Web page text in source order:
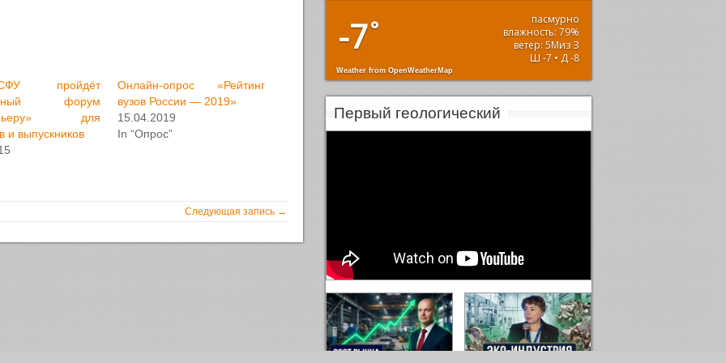
пройдёт
форум
для
и выпускников
Онлайн-опрос «Рейтинг
вузов России — 2019»
15.04.2019
In “Опрос”
Следующая запись →
-7°
пасмурно
влажность: 79%
ветер: 5Миз З
Ш -7 • Д -8
Weather from OpenWeatherMap
Первый геологический